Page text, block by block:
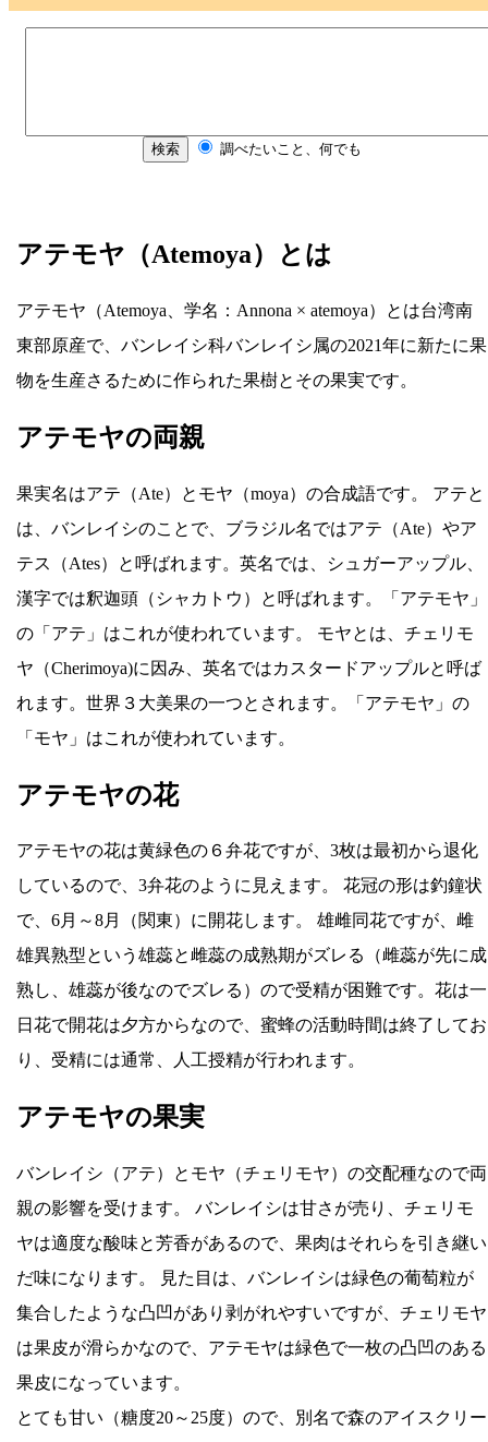
アテモヤ（Atemoya）とは
アテモヤ（Atemoya、学名：Annona × atemoya）とは台湾南
東部原産で、バンレイシ科バンレイシ属の2021年に新たに果
物を生産さるために作られた果樹とその果実です。
アテモヤの両親
果実名はアテ（Ate）とモヤ（moya）の合成語です。 アテと
は、バンレイシのことで、ブラジル名ではアテ（Ate）やア
テス（Ates）と呼ばれます。英名では、シュガーアップル、
漢字では釈迦頭（シャカトウ）と呼ばれます。「アテモヤ」
の「アテ」はこれが使われています。 モヤとは、チェリモ
ヤ（Cherimoya)に因み、英名ではカスタードアップルと呼ば
れます。世界３大美果の一つとされます。「アテモヤ」の
「モヤ」はこれが使われています。
アテモヤの花
アテモヤの花は黄緑色の６弁花ですが、3枚は最初から退化
しているので、3弁花のように見えます。 花冠の形は釣鐘状
で、6月～8月（関東）に開花します。 雄雌同花ですが、雌
雄異熟型という雄蕊と雌蕊の成熟期がズレる（雌蕊が先に成
熟し、雄蕊が後なのでズレる）ので受精が困難です。花は一
日花で開花は夕方からなので、蜜蜂の活動時間は終了してお
り、受精には通常、人工授精が行われます。
アテモヤの果実
バンレイシ（アテ）とモヤ（チェリモヤ）の交配種なので両
親の影響を受けます。 バンレイシは甘さが売り、チェリモ
ヤは適度な酸味と芳香があるので、果肉はそれらを引き継い
だ味になります。 見た目は、バンレイシは緑色の葡萄粒が
集合したような凸凹があり剥がれやすいですが、チェリモヤ
は果皮が滑らかなので、アテモヤは緑色で一枚の凸凹のある
果皮になっています。
とても甘い（糖度20～25度）ので、別名で森のアイスクリー